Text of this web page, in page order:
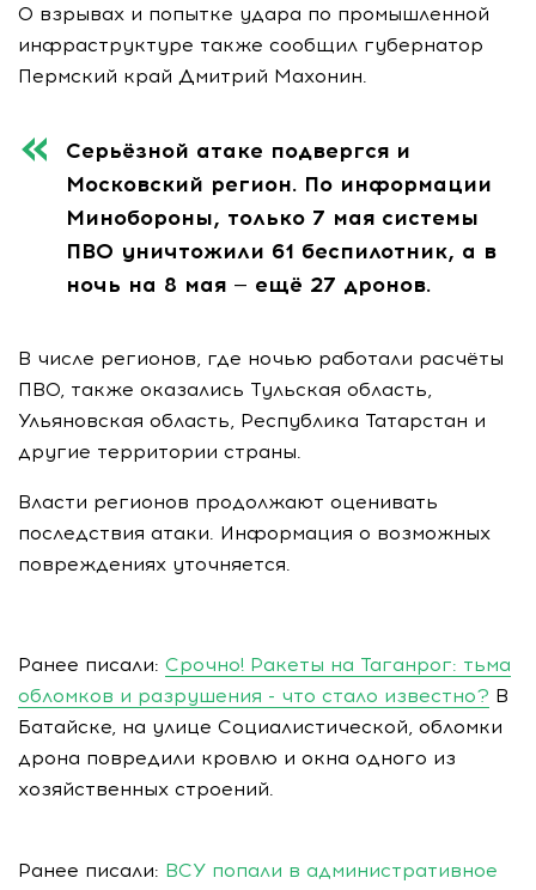
О взрывах и попытке удара по промышленной
инфраструктуре также сообщил губернатор
Пермский край Дмитрий Махонин.
Серьёзной атаке подвергся и
Московский регион. По информации
Минобороны, только 7 мая системы
ПВО уничтожили 61 беспилотник, а в
ночь на 8 мая — ещё 27 дронов.
В числе регионов, где ночью работали расчёты
ПВО, также оказались Тульская область,
Ульяновская область, Республика Татарстан и
другие территории страны.
Власти регионов продолжают оценивать
последствия атаки. Информация о возможных
повреждениях уточняется.
Ранее писали: Срочно! Ракеты на Таганрог: тьма
обломков и разрушения - что стало известно? В
Батайске, на улице Социалистической, обломки
дрона повредили кровлю и окна одного из
хозяйственных строений.
Ранее писали: ВСУ попали в административное